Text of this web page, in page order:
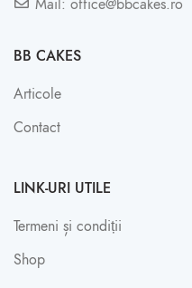
Mail: office@bbcakes.ro
BB CAKES
Articole
Contact
LINK-URI UTILE
Termeni și condiții
Shop